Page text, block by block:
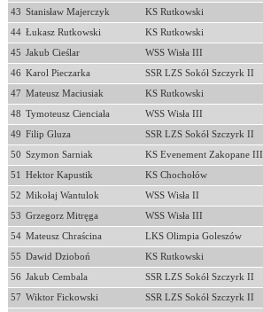
43 Stanisław Majerczyk KS Rutkowski
44 Łukasz Rutkowski KS Rutkowski
45 Jakub Cieślar WSS Wisła III
46 Karol Pieczarka SSR LZS Sokół Szczyrk II
47 Mateusz Maciusiak KS Rutkowski
48 Tymoteusz Cienciała WSS Wisła III
49 Filip Gluza SSR LZS Sokół Szczyrk II
50 Szymon Sarniak KS Evenement Zakopane III
51 Hektor Kapustik KS Chochołów
52 Mikołaj Wantulok WSS Wisła II
53 Grzegorz Mitręga WSS Wisła III
54 Mateusz Chraścina LKS Olimpia Goleszów
55 Dawid Dzioboń KS Rutkowski
56 Jakub Cembala SSR LZS Sokół Szczyrk II
57 Wiktor Fickowski SSR LZS Sokół Szczyrk II